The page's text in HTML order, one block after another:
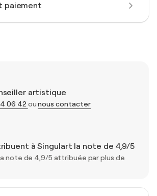
paiement
artistique
06 42 ounous contacter
à Singulart la note de 4,9/5
note de 4,9/5 attribuée par plus de